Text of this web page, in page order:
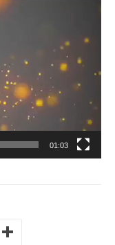
01:03